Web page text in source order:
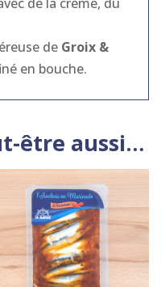
de Groix &
en bouche.
être aussi…